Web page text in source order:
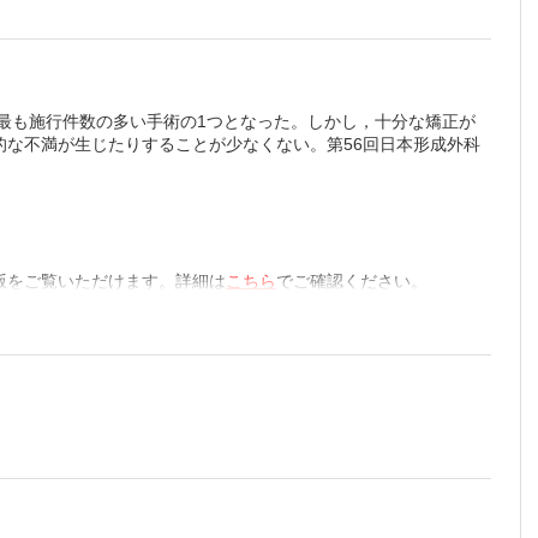
施行件数の多い手術の1つとなった。しかし，十分な矯正が
不満が生じたりすることが少なくない。第56回日本形成外科
ご覧いただけます。詳細は こちらでご確認ください。